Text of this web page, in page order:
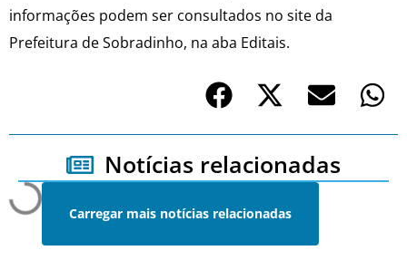
informações podem ser consultados no site da
Prefeitura de Sobradinho, na aba Editais.
Notícias relacionadas
Carregar mais notícias relacionadas